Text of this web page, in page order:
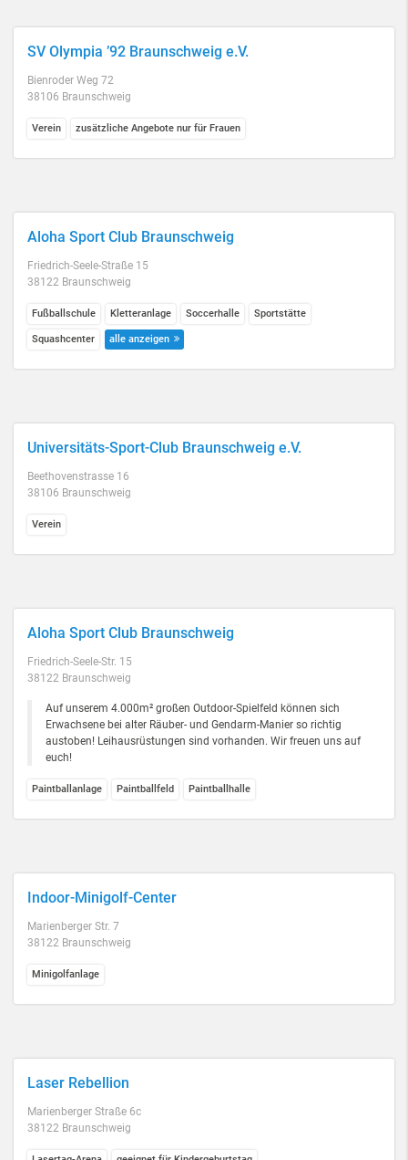
SV Olympia ’92 Braunschweig e.V.
Bienroder Weg 72
38106 Braunschweig
Verein zusätzliche Angebote nur für Frauen
Aloha Sport Club Braunschweig
Friedrich-Seele-Straße 15
38122 Braunschweig
Fußballschule Kletteranlage Soccerhalle Sportstätte
Squashcenter alle anzeigen
Universitäts-Sport-Club Braunschweig e.V.
Beethovenstrasse 16
38106 Braunschweig
Verein
Aloha Sport Club Braunschweig
Friedrich-Seele-Str. 15
38122 Braunschweig
Auf unserem 4.000m² großen Outdoor-Spielfeld können sich
Erwachsene bei alter Räuber- und Gendarm-Manier so richtig
austoben! Leihausrüstungen sind vorhanden. Wir freuen uns auf
euch!
Paintballanlage Paintballfeld Paintballhalle
Indoor-Minigolf-Center
Marienberger Str. 7
38122 Braunschweig
Minigolfanlage
Laser Rebellion
Marienberger Straße 6c
38122 Braunschweig